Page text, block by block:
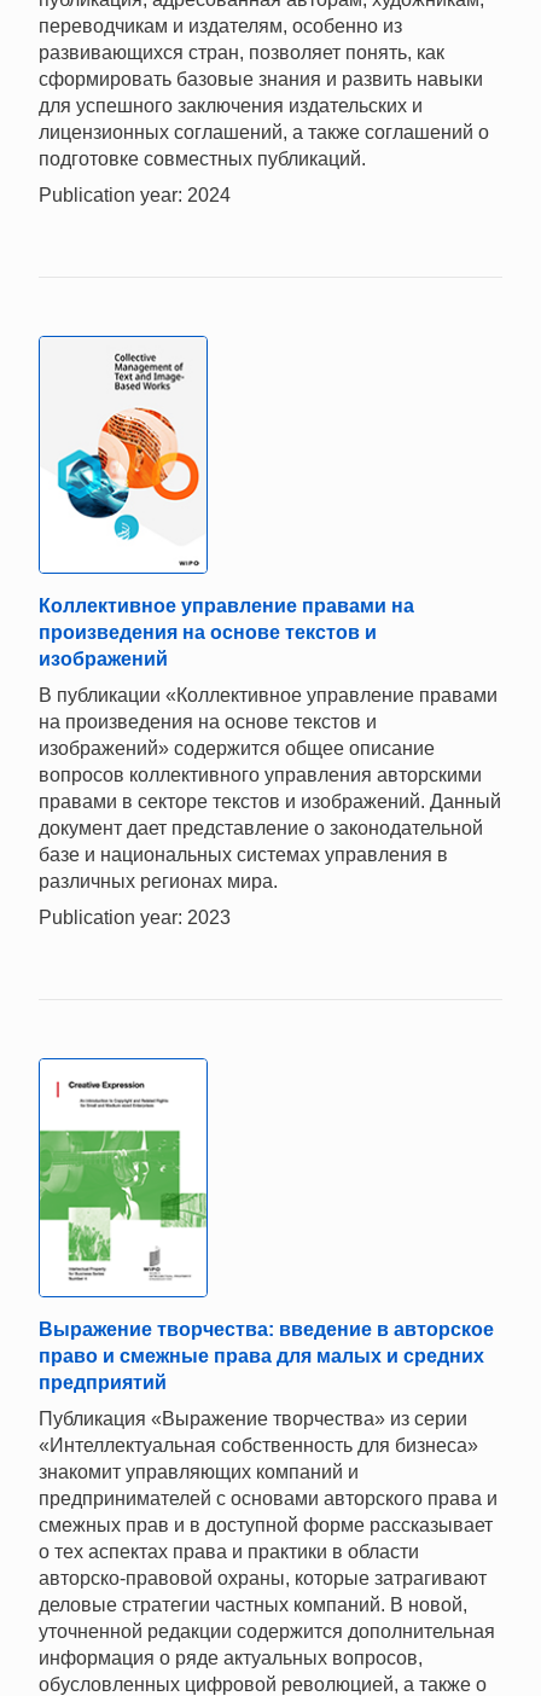
переводчикам и издателям, особенно из
развивающихся стран, позволяет понять, как
сформировать базовые знания и развить навыки
для успешного заключения издательских и
лицензионных соглашений, а также соглашений о
подготовке совместных публикаций.
Publication year: 2024
Коллективное управление правами на
произведения на основе текстов и
изображений
В публикации «Коллективное управление правами
на произведения на основе текстов и
изображений» содержится общее описание
вопросов коллективного управления авторскими
правами в секторе текстов и изображений. Данный
документ дает представление о законодательной
базе и национальных системах управления в
различных регионах мира.
Publication year: 2023
Выражение творчества: введение в авторское
право и смежные права для малых и средних
предприятий
Публикация «Выражение творчества» из серии
«Интеллектуальная собственность для бизнеса»
знакомит управляющих компаний и
предпринимателей с основами авторского права и
смежных прав и в доступной форме рассказывает
о тех аспектах права и практики в области
авторско-правовой охраны, которые затрагивают
деловые стратегии частных компаний. В новой,
уточненной редакции содержится дополнительная
информация о ряде актуальных вопросов,
обусловленных цифровой революцией, а также о